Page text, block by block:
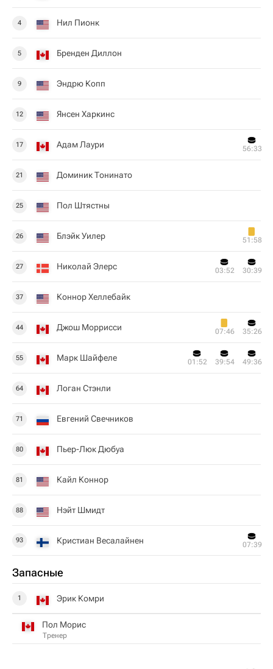
4 Нил Пионк
5 Бренден Диллон
9 Эндрю Копп
12 Янсен Харкинс
17 Адам Лаури 56:33
21 Доминик Тонинато
25 Пол Штястны
26 Блэйк Уилер 51:58
27 Николай Элерс 03:52 30:39
37 Коннор Хеллебайк
44 Джош Моррисси 07:46 35:26
55 Марк Шайфеле 01:52 39:54 49:36
64 Логан Стэнли
71 Евгений Свечников
80 Пьер-Люк Дюбуа
81 Кайл Коннор
88 Нэйт Шмидт
93 Кристиан Весалайнен 07:39
Запасные
1 Эрик Комри
Пол Морис
Тренер